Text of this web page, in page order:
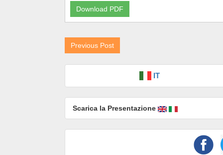
Download PDF
Previous Post
IT
Scarica la Presentazione